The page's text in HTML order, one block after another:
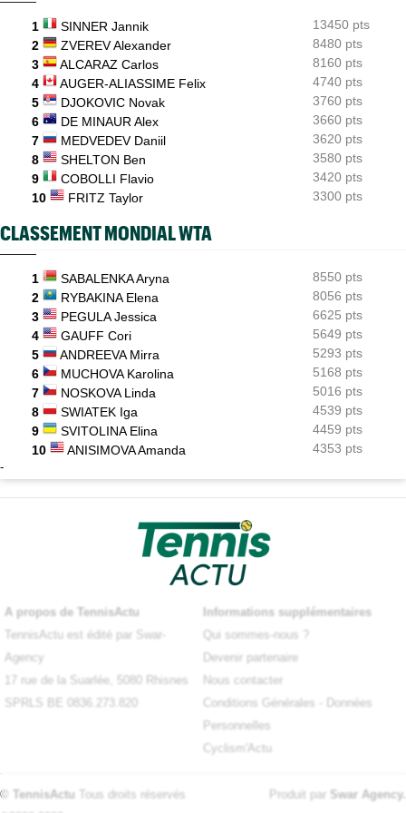
16:12
US Open
Lorenzo Musetti passe d'une équipière russe à une Ukrainienne
1 SINNER Jannik
13450 pts
2
ZVEREV Alexander
8480 pts
3
ALCARAZ Carlos
8160 pts
4
AUGER-ALIASSIME Felix
4740 pts
5
DJOKOVIC Novak
3760 pts
6
DE MINAUR Alex
3660 pts
7
MEDVEDEV Daniil
3620 pts
8
SHELTON Ben
3580 pts
9
COBOLLI Flavio
3420 pts
10
FRITZ Taylor 3300 pts
CLASSEMENT MONDIAL WTA
1 SABALENKA Aryna
8550 pts
2
RYBAKINA Elena
8056 pts
3
PEGULA Jessica
6625 pts
4
GAUFF Cori
5649 pts
5
ANDREEVA Mirra
5293 pts
6
MUCHOVA Karolina
5168 pts
7
NOSKOVA Linda
5016 pts
8
SWIATEK Iga
4539 pts
9
SVITOLINA Elina
4459 pts
10
ANISIMOVA Amanda 4353 pts
-
A propos de TennisActu
TennisActu est édité par Swar-
Agency
17 rue de la Suarlée, 5080 Rhisnes
SPRLS BE 0836.273.820
Informations supplémentaires
Qui sommes-nous ?
Devenir partenaire
Nous contacter
Conditions Générales
Données
Personnelles
Cyclism'Actu
© TennisActu Tous droits réservés
Produit par Swar Agency.